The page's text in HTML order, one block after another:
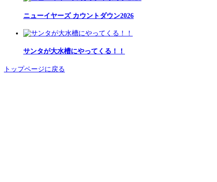
ニューイヤーズ カウントダウン2026
サンタが大水槽にやってくる！！
トップページに戻る